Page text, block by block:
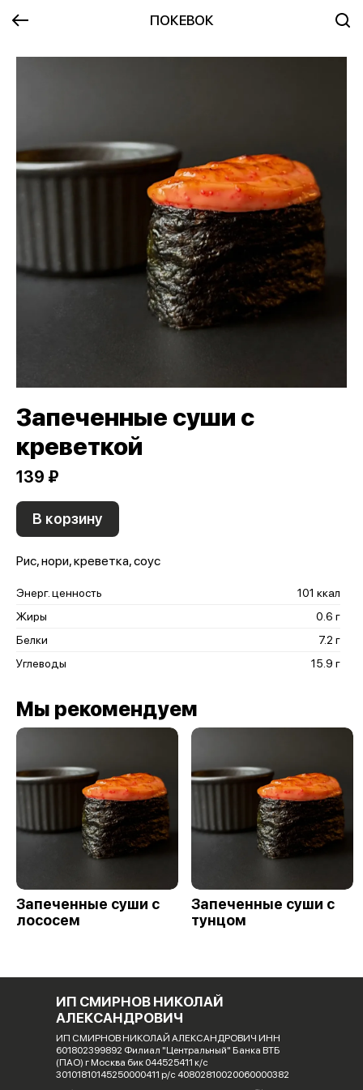
ПОКЕВОК
Запеченные суши с
креветкой
139 ₽
В корзину
Рис, нори, креветка, соус
Энерг. ценность
101 ккал
Жиры
0.6 г
Белки
7.2 г
Углеводы
15.9 г
Мы рекомендуем
Запеченные суши с
лососем
Запеченные суши с
тунцом
ИП СМИРНОВ НИКОЛАЙ
АЛЕКСАНДРОВИЧ
ИП СМИРНОВ НИКОЛАЙ АЛЕКСАНДРОВИЧ ИНН
601802399892 Филиал "Центральный" Банка ВТБ
(ПАО) г Москва бик 044525411 к/с
30101810145250000411 р/с 40802810020060000382